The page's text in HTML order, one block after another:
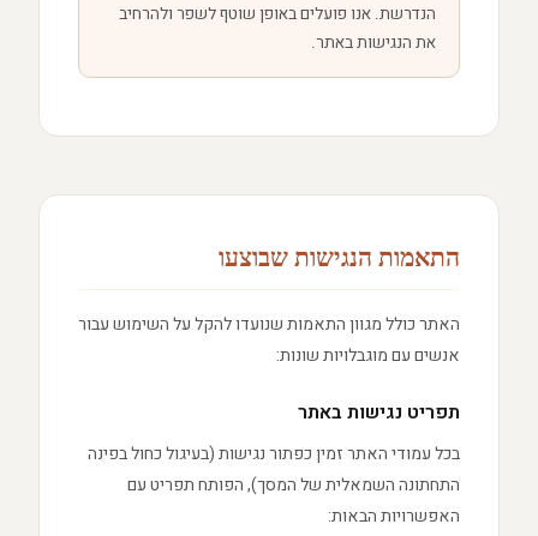
הנדרשת. אנו פועלים באופן שוטף לשפר ולהרחיב
את הנגישות באתר.
התאמות הנגישות שבוצעו
האתר כולל מגוון התאמות שנועדו להקל על השימוש עבור
אנשים עם מוגבלויות שונות:
תפריט נגישות באתר
בכל עמודי האתר זמין כפתור נגישות (בעיגול כחול בפינה
התחתונה השמאלית של המסך), הפותח תפריט עם
האפשרויות הבאות: